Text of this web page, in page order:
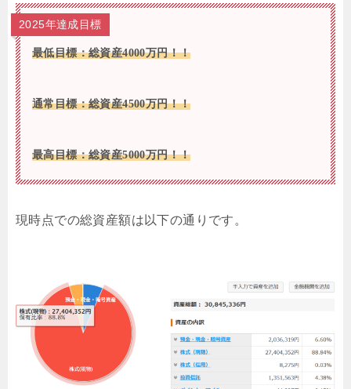
2025年達成目標
最低目標：総資産4000万円！！
通常目標：総資産4500万円！！
最高目標：総資産5000万円！！
現時点での総資産額は以下の通りです。